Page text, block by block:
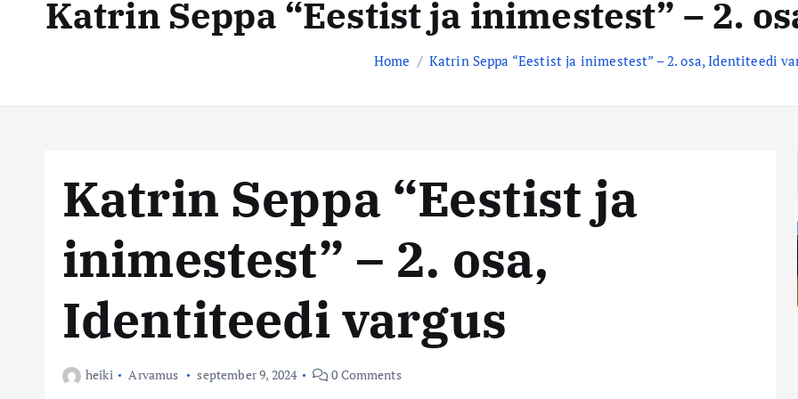
s
e
e
k
u
Katrin Seppa “Eestist ja inimestest” – 2.
Home Katrin Seppa “Eestist ja inimestest” – 2. osa, Identiteedi
Katrin Seppa “Eestist ja
inimestest” – 2. osa,
Identiteedi vargus
heiki Arvamus september 9, 2024 0 Comments